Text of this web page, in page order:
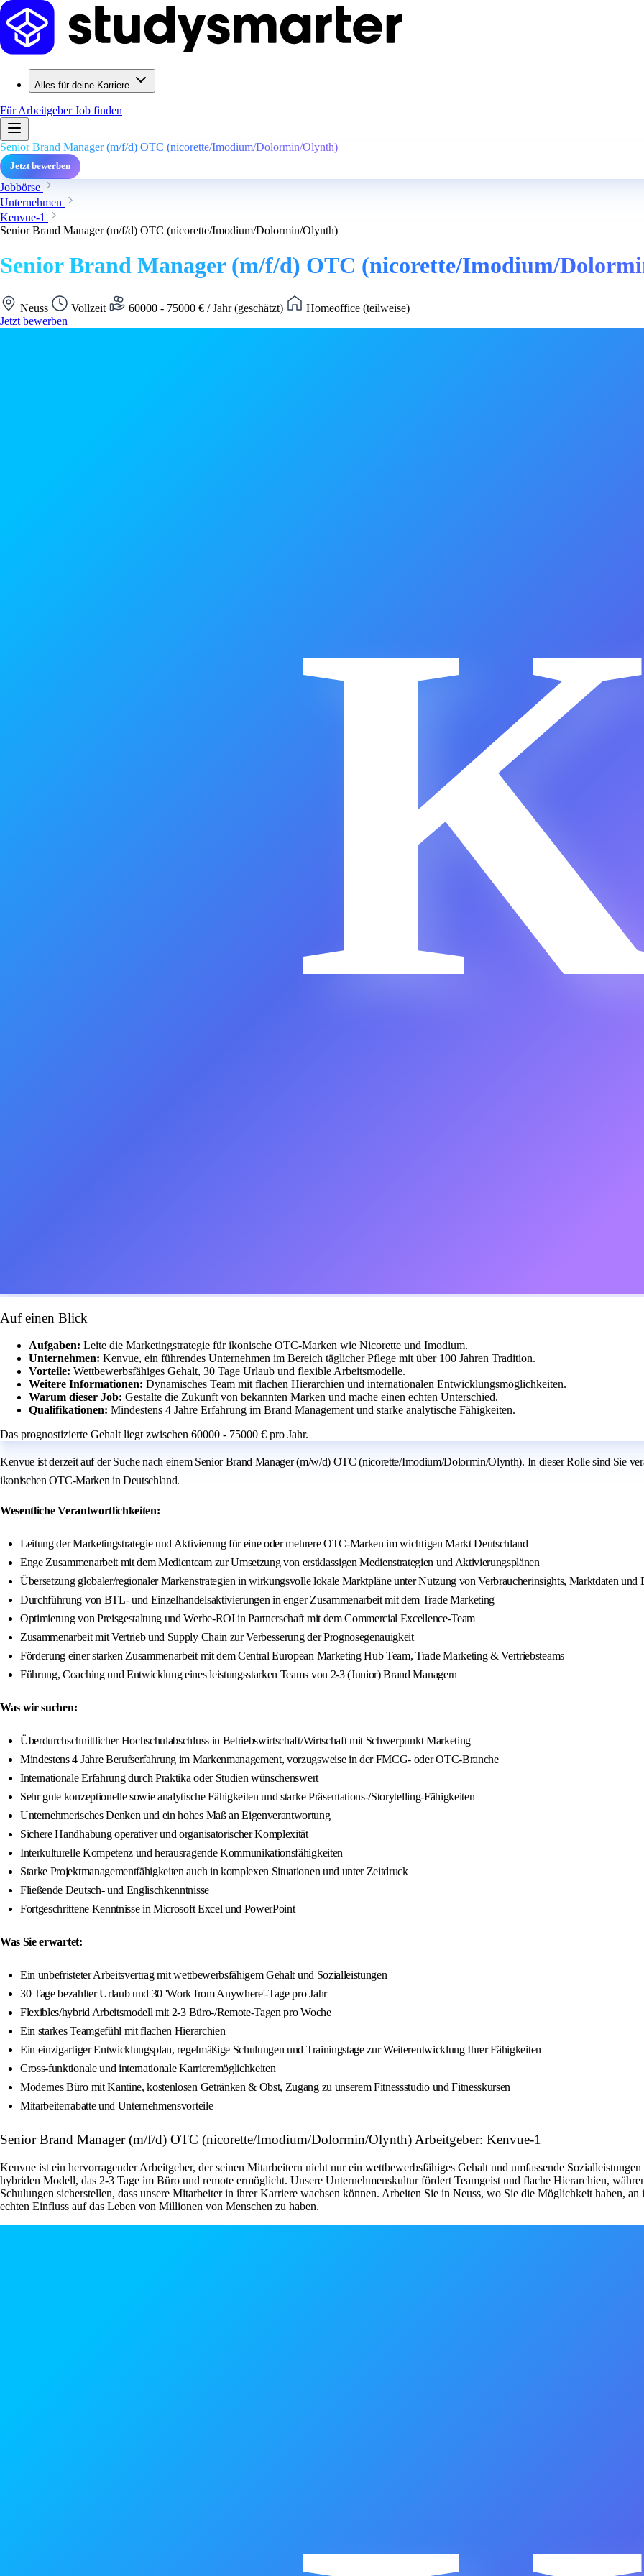
Alles für deine Karriere
Für ArbeitgeberJob finden
Senior Brand Manager (m/f/d) OTC (nicorette/Imodium/Dolormin/Olynth)
Jetzt bewerben
Jobbörse
Unternehmen
Kenvue-1
Senior Brand Manager (m/f/d) OTC (nicorette/Imodium/Dolormin/Olynth)
Senior Brand Manager (m/f/d) OTC (nicorette/Imodium/
Neuss Vollzeit 60000 - 75000 € / Jahr (geschätzt)
Homeoffice (teilweise)
Jetzt bewerben
Auf einen Blick
Aufgaben: Leite die Marketingstrategie für ikonische OTC-Marken wie Nicorette und Imodium.
Unternehmen: Kenvue, ein führendes Unternehmen im Bereich täglicher Pflege mit über 100 Jahren Tradition.
Vorteile: Wettbewerbsfähiges Gehalt, 30 Tage Urlaub und flexible Arbeitsmodelle.
Weitere Informationen: Dynamisches Team mit flachen Hierarchien und internationalen Entwicklungsmöglichkeiten.
Warum dieser Job: Gestalte die Zukunft von bekannten Marken und mache einen echten Unterschied.
Qualifikationen: Mindestens 4 Jahre Erfahrung im Brand Management und starke analytische Fähigkeiten.
Das prognostizierte Gehalt liegt zwischen 60000 - 75000 € pro Jahr.
Kenvue ist derzeit auf der Suche nach einem Senior Brand Manager (m/w/d) OTC (nicorette/Imodium/Dolormin/Olynth). In dieser Rolle sind Sie
ikonischen OTC-Marken in Deutschland.
Wesentliche Verantwortlichkeiten:
Leitung der Marketingstrategie und Aktivierung für eine oder mehrere OTC-Marken im wichtigen Markt Deutschland
Enge Zusammenarbeit mit dem Medienteam zur Umsetzung von erstklassigen Medienstrategien und Aktivierungsplänen
Übersetzung globaler/regionaler Markenstrategien in wirkungsvolle lokale Marktpläne unter Nutzung von Verbraucherinsights, Marktdaten und
Durchführung von BTL- und Einzelhandelsaktivierungen in enger Zusammenarbeit mit dem Trade Marketing
Optimierung von Preisgestaltung und Werbe-ROI in Partnerschaft mit dem Commercial Excellence-Team
Zusammenarbeit mit Vertrieb und Supply Chain zur Verbesserung der Prognosegenauigkeit
Förderung einer starken Zusammenarbeit mit dem Central European Marketing Hub Team, Trade Marketing & Vertriebsteams
Führung, Coaching und Entwicklung eines leistungsstarken Teams von 2-3 (Junior) Brand Managern
Was wir suchen:
Überdurchschnittlicher Hochschulabschluss in Betriebswirtschaft/Wirtschaft mit Schwerpunkt Marketing
Mindestens 4 Jahre Berufserfahrung im Markenmanagement, vorzugsweise in der FMCG- oder OTC-Branche
Internationale Erfahrung durch Praktika oder Studien wünschenswert
Sehr gute konzeptionelle sowie analytische Fähigkeiten und starke Präsentations-/Storytelling-Fähigkeiten
Unternehmerisches Denken und ein hohes Maß an Eigenverantwortung
Sichere Handhabung operativer und organisatorischer Komplexität
Interkulturelle Kompetenz und herausragende Kommunikationsfähigkeiten
Starke Projektmanagementfähigkeiten auch in komplexen Situationen und unter Zeitdruck
Fließende Deutsch- und Englischkenntnisse
Fortgeschrittene Kenntnisse in Microsoft Excel und PowerPoint
Was Sie erwartet:
Ein unbefristeter Arbeitsvertrag mit wettbewerbsfähigem Gehalt und Sozialleistungen
30 Tage bezahlter Urlaub und 30 'Work from Anywhere'-Tage pro Jahr
Flexibles/hybrid Arbeitsmodell mit 2-3 Büro-/Remote-Tagen pro Woche
Ein starkes Teamgefühl mit flachen Hierarchien
Ein einzigartiger Entwicklungsplan, regelmäßige Schulungen und Trainingstage zur Weiterentwicklung Ihrer Fähigkeiten
Cross-funktionale und internationale Karrieremöglichkeiten
Modernes Büro mit Kantine, kostenlosen Getränken & Obst, Zugang zu unserem Fitnessstudio und Fitnesskursen
Mitarbeiterrabatte und Unternehmensvorteile
Senior Brand Manager (m/f/d) OTC (nicorette/Imodium/Dolormin/Olynth) Arbeitgeber: Kenvue-1
Kenvue ist ein hervorragender Arbeitgeber, der seinen Mitarbeitern nicht nur ein wettbewerbsfähiges Gehalt und umfassende
hybriden Modell, das 2-3 Tage im Büro und remote ermöglicht. Unsere Unternehmenskultur fördert Teamgeist und flache Hierarchien,
Schulungen sicherstellen, dass unsere Mitarbeiter in ihrer Karriere wachsen können. Arbeiten Sie in Neuss, wo Sie die Möglichkeit haben,
echten Einfluss auf das Leben von Millionen von Menschen zu haben.